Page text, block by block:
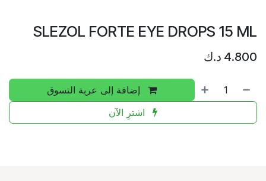
SLEZOL FORTE EYE DROPS 15 ML
4.800 د.ك
إضافة إلى عربة التسوق
اشترِ الآن